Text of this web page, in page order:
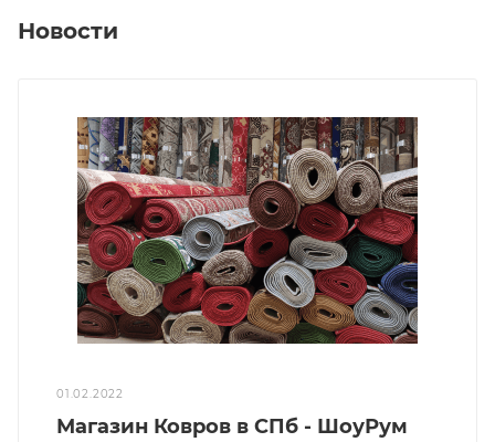
Новости
01.02.2022
Магазин Ковров в СПб - ШоуРум